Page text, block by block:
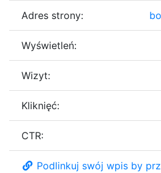
Adres strony:
Wyświetleń:
Wizyt:
Kliknięć:
CTR:
Podlinkuj swój wpis by